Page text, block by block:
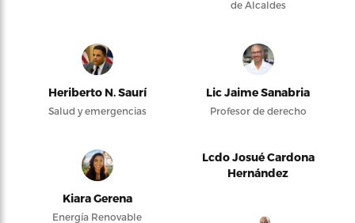
de Alcaldes
Heriberto N. Saurí
Salud y emergencias
Lic Jaime Sanabria
Profesor de derecho
Kiara Gerena
Energía Renovable
Lcdo Josué Cardona
Hernández